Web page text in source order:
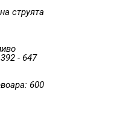
струята
- 647
600